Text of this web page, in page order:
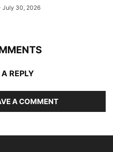
July 30, 2026
REPLY
A COMMENT